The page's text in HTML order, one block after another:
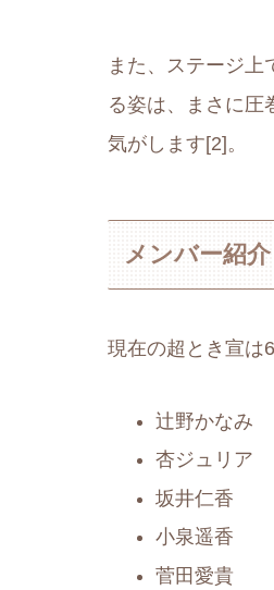
また、ステージ上
る姿は、まさに圧
気がします[2]。
メンバー紹介
現在の超とき宣は
辻野かなみ
杏ジュリア
坂井仁香
小泉遥香
菅田愛貴